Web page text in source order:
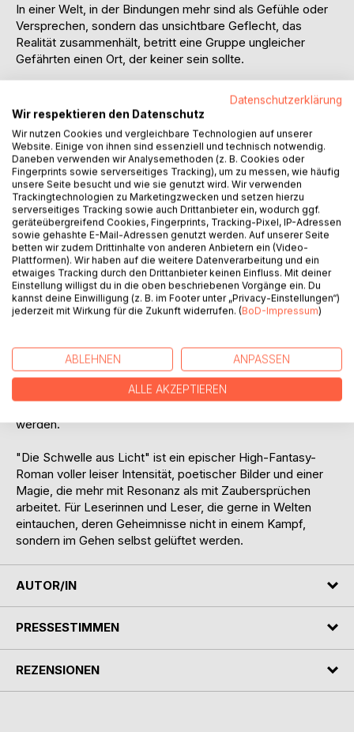
In einer Welt, in der Bindungen mehr sind als Gefühle oder
Versprechen, sondern das unsichtbare Geflecht, das
Realität zusammenhält, betritt eine Gruppe ungleicher
Gefährten einen Ort, der keiner sein sollte.
Ilyra, die kundige Leserin dieser unsichtbaren Fäden, Kael,
der sie instinktiv ertastet, Branak, der schweigend trägt,
Marell, der mit List Türen öffnet, und Serenya, die heilend
den Bruch zwischen Natur und Mensch zu schließen
versucht - sie alle sind durch eine Mission verbunden,
deren Ziel ihnen selbst nur teilweise bewusst ist.
Auf ihrem Weg stoßen sie auf alte Magien, zerbrochene
Bindungen und Räume, die sich wie Prüfungen anfühlen -
Prüfungen, die nicht nur ihre Kräfte, sondern ihre
Überzeugungen fordern. Jeder Schritt führt sie tiefer in
eine Landschaft, in der Realität verformbar ist, Worte
Gewicht haben und selbst der Boden unter ihren Füßen
eine Antwort geben kann.
Schattenwegen und Orten, die auf sie zu warten scheinen,
müssen sie lernen, dass Macht nicht in der Beherrschung
liegt, sondern im Verständnis. Doch das Verständnis hat
werden.
"Die Schwelle aus Licht" ist ein epischer High-Fantasy-
Roman voller leiser Intensität, poetischer Bilder und einer
Magie, die mehr mit Resonanz als mit Zaubersprüchen
arbeitet. Für Leserinnen und Leser, die gerne in Welten
eintauchen, deren Geheimnisse nicht in einem Kampf,
sondern im Gehen selbst gelüftet werden.
AUTOR/IN
PRESSESTIMMEN
REZENSIONEN
Datenschutzerklärung
Wir respektieren den Datenschutz
Wir nutzen Cookies und vergleichbare Technologien auf unserer
Website. Einige von ihnen sind essenziell und technisch notwendig.
Daneben verwenden wir Analysemethoden (z. B. Cookies oder
Fingerprints sowie serverseitiges Tracking), um zu messen, wie häufig
unsere Seite besucht und wie sie genutzt wird. Wir verwenden
Trackingtechnologien zu Marketingzwecken und setzen hierzu
serverseitiges Tracking sowie auch Drittanbieter ein, wodurch ggf.
geräteübergreifend Cookies, Fingerprints, Tracking-Pixel, IP-Adressen
sowie gehashte E-Mail-Adressen genutzt werden. Auf unserer Seite
betten wir zudem Drittinhalte von anderen Anbietern ein (Video-
Plattformen). Wir haben auf die weitere Datenverarbeitung und ein
etwaiges Tracking durch den Drittanbieter keinen Einfluss. Mit deiner
Einstellung willigst du in die oben beschriebenen Vorgänge ein. Du
kannst deine Einwilligung (z. B. im Footer unter „Privacy-Einstellungen“)
jederzeit mit Wirkung für die Zukunft widerrufen. (BoD-Impressum)
ABLEHNEN ANPASSEN
ALLE AKZEPTIEREN